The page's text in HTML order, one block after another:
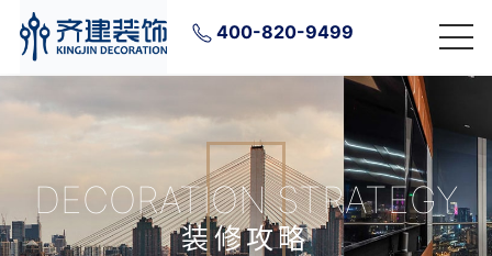
400-820-9499
DECORATION STRATEGY
装修攻略